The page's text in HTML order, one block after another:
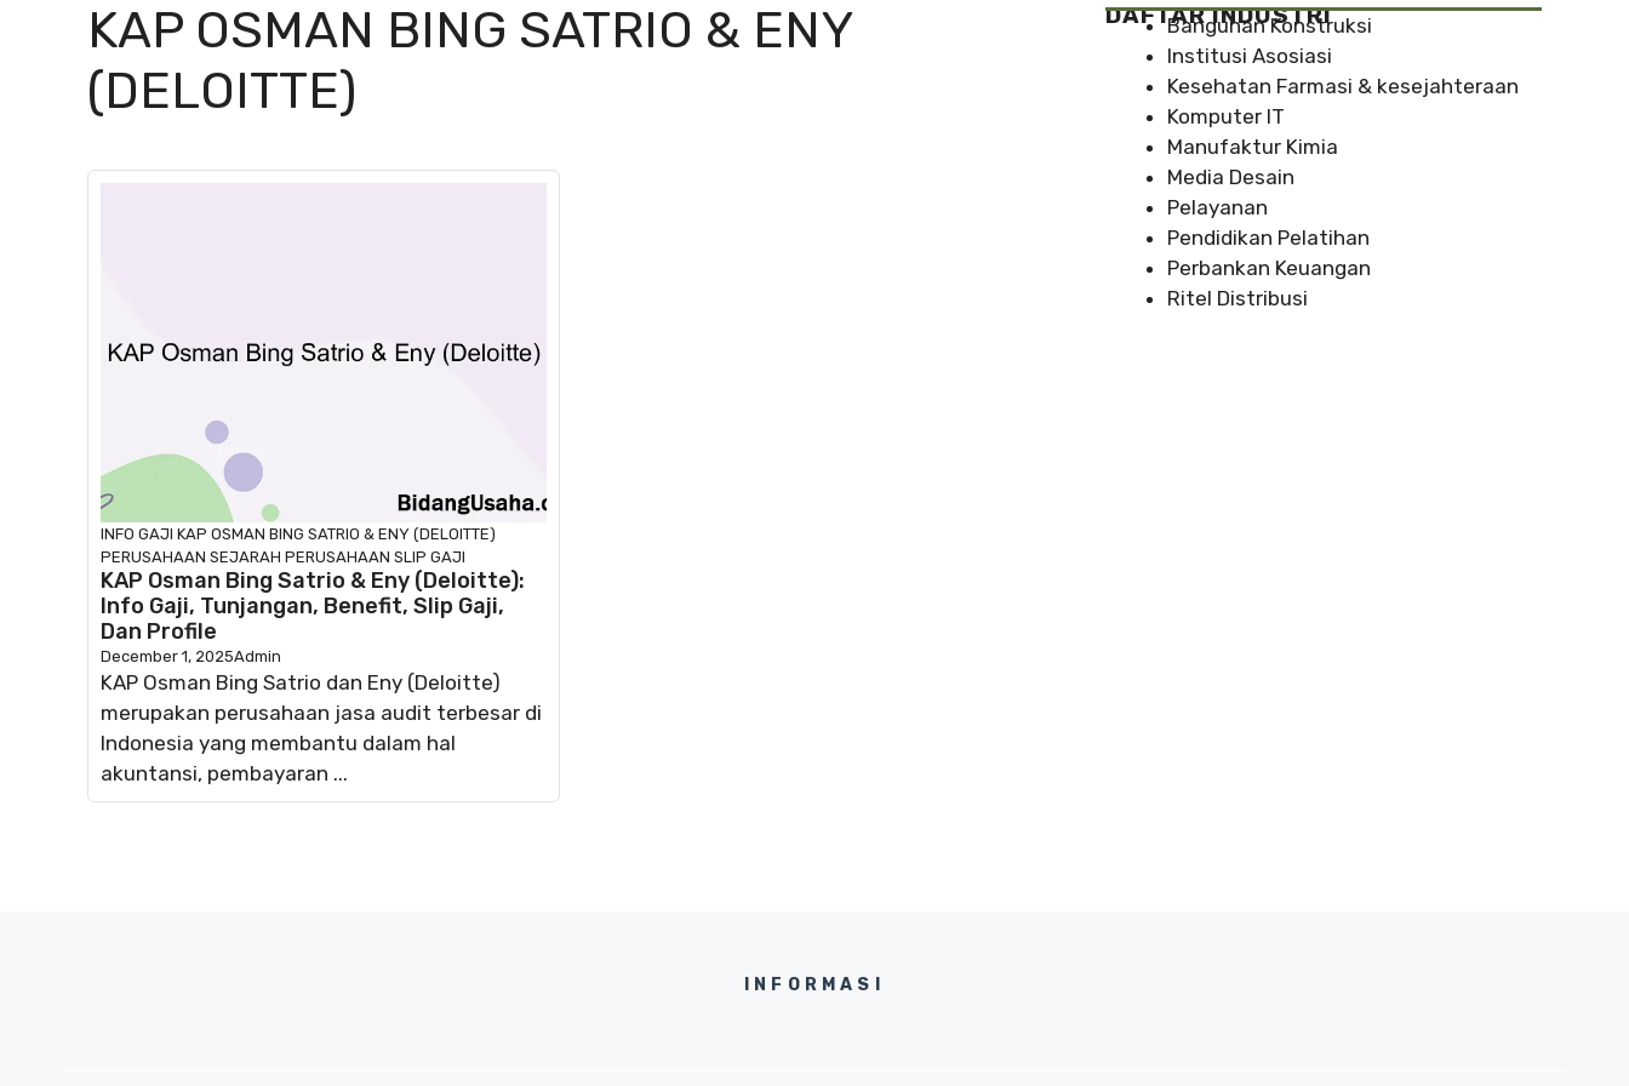
KAP OSMAN BING SATRIO & ENY
(DELOITTE)
INFO GAJI KAP OSMAN BING SATRIO & ENY (DELOITTE)
PERUSAHAAN SEJARAH PERUSAHAAN SLIP GAJI
KAP Osman Bing Satrio & Eny (Deloitte):
Info Gaji, Tunjangan, Benefit, Slip Gaji,
Dan Profile
December 1, 2025Admin
KAP Osman Bing Satrio dan Eny (Deloitte)
merupakan perusahaan jasa audit terbesar di
Indonesia yang membantu dalam hal
akuntansi, pembayaran ...
DAFTAR INDUSTRI
Bangunan Konstruksi
Institusi Asosiasi
Kesehatan Farmasi & kesejahteraan
Komputer IT
Manufaktur Kimia
Media Desain
Pelayanan
Pendidikan Pelatihan
Perbankan Keuangan
Ritel Distribusi
INFORMASI